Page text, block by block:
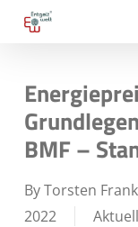
Skip
content
BMF –
ByTorsten
2022